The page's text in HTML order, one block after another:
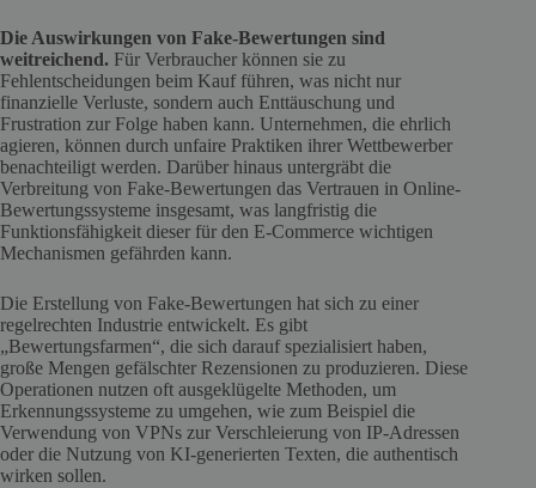
Die Auswirkungen von Fake-Bewertungen sind
weitreichend. Für Verbraucher können sie zu
Fehlentscheidungen beim Kauf führen, was nicht nur
finanzielle Verluste, sondern auch Enttäuschung und
Frustration zur Folge haben kann. Unternehmen, die ehrlich
agieren, können durch unfaire Praktiken ihrer Wettbewerber
benachteiligt werden. Darüber hinaus untergräbt die
Verbreitung von Fake-Bewertungen das Vertrauen in Online-
Bewertungssysteme insgesamt, was langfristig die
Funktionsfähigkeit dieser für den E-Commerce wichtigen
Mechanismen gefährden kann.
Die Erstellung von Fake-Bewertungen hat sich zu einer
regelrechten Industrie entwickelt. Es gibt
„Bewertungsfarmen“, die sich darauf spezialisiert haben,
große Mengen gefälschter Rezensionen zu produzieren. Diese
Operationen nutzen oft ausgeklügelte Methoden, um
Erkennungssysteme zu umgehen, wie zum Beispiel die
Verwendung von VPNs zur Verschleierung von IP-Adressen
oder die Nutzung von KI-generierten Texten, die authentisch
wirken sollen.